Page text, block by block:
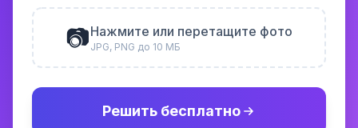
📷Нажмите или перетащите фото
JPG, PNG до 10 МБ
Решить бесплатно